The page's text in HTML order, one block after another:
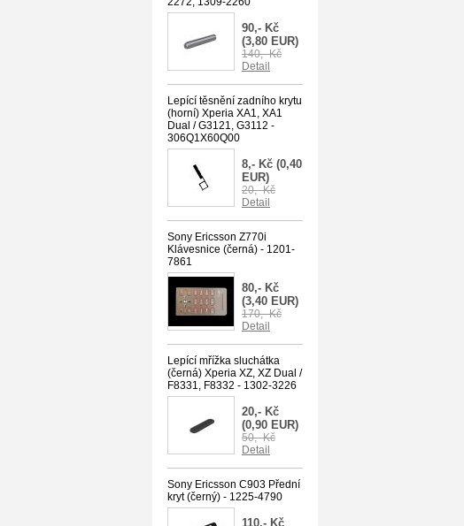
90,- Kč
(3,80 EUR)
140,- Kč
Detail
Lepící těsnění zadního krytu
(horní) Xperia XA1, XA1
Dual / G3121, G3112 -
306Q1X60Q00
8,- Kč (0,40
EUR)
20,- Kč
Detail
Sony Ericsson Z770i
Klávesnice (černá) - 1201-
7861
80,- Kč
(3,40 EUR)
170,- Kč
Detail
Lepící mřížka sluchátka
(černá) Xperia XZ, XZ Dual /
F8331, F8332 - 1302-3226
20,- Kč
(0,90 EUR)
50,- Kč
Detail
Sony Ericsson C903 Přední
kryt (černý) - 1225-4790
110,- Kč